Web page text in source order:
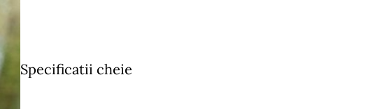
Specificatii cheie